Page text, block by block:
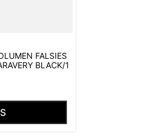
FALSIES
BLACK/1